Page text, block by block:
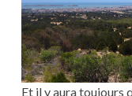
Et il y aura toujours